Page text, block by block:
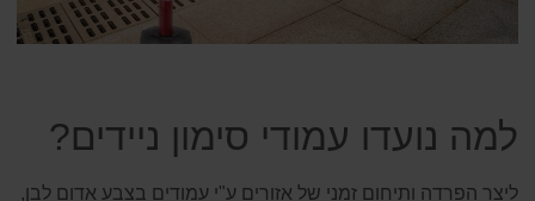
למה נועדו עמודי סימון ניידים?
ליצר הפרדה ותיחום זמני של אזורים ע"י עמודים בצבע אדום לבן,